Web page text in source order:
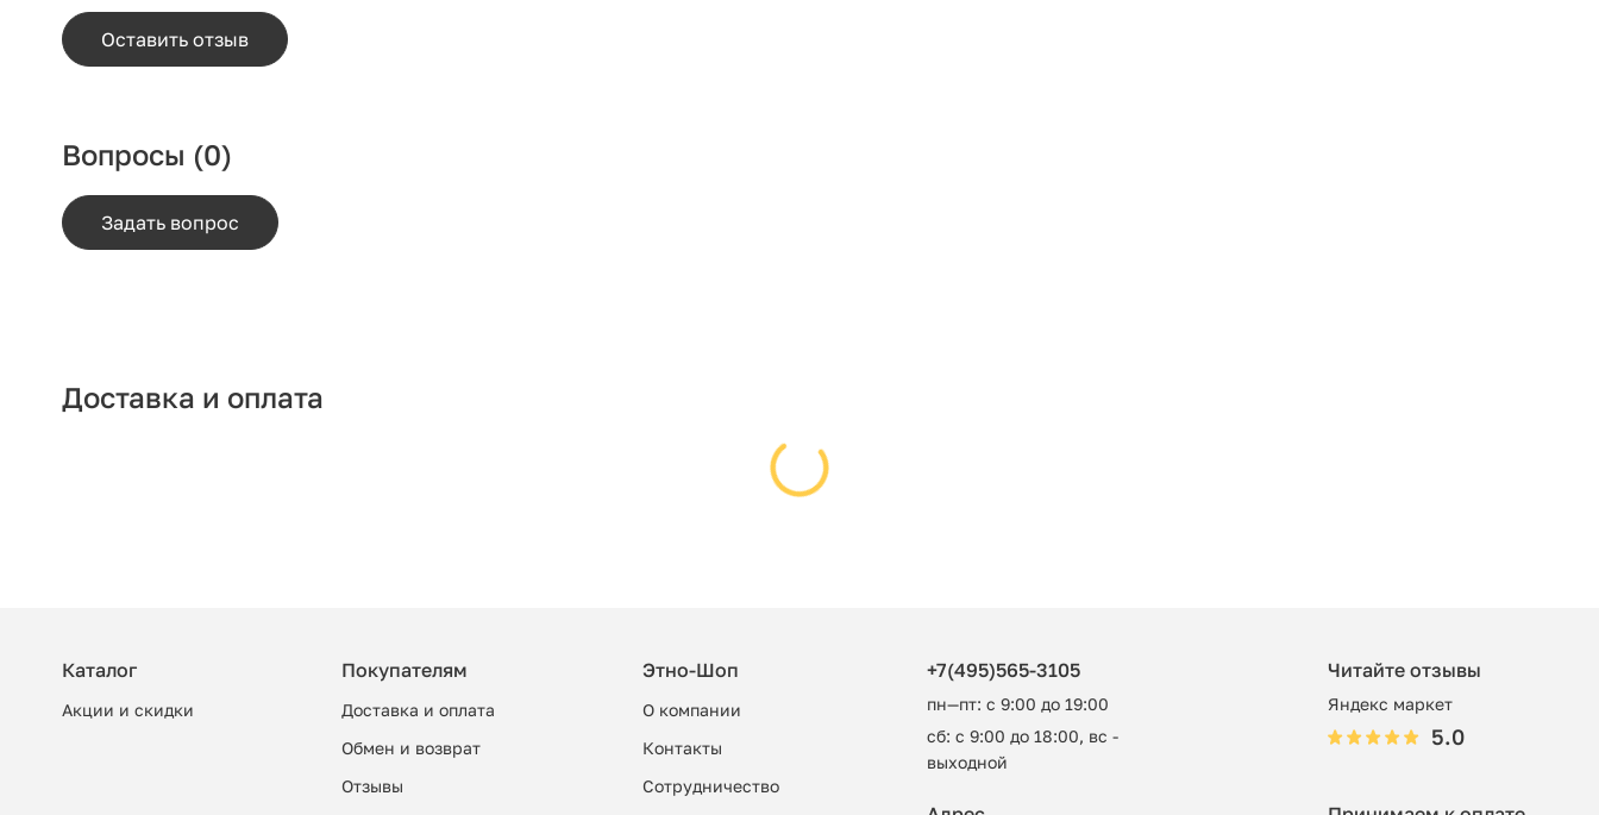
Оставить отзыв
Вопросы (0)
Задать вопрос
Доставка и оплата
Каталог
Акции и скидки
Покупателям
Доставка и оплата
Обмен и возврат
Отзывы
Этно-Шоп
О компании
Контакты
Сотрудничество
+7(495)565-3105
пн—пт: с 9:00 до 19:00
сб: с 9:00 до 18:00, вс -
выходной
Читайте отзывы
Яндекс маркет
5.0